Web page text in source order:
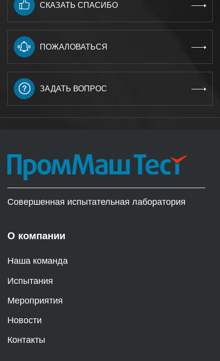
СКАЗАТЬ СПАСИБО
ПОЖАЛОВАТЬСЯ
ЗАДАТЬ ВОПРОС
Совершенная испытательная лаборатория
О компании
Наша команда
Испытания
Мероприятия
Новости
Контакты